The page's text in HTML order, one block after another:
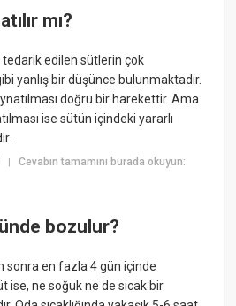
mı?
tedarik edilen sütlerin çok
yanlış bir düşünce bulunmaktadır.
doğru bir harekettir. Ama
ise sütün içindeki yararlı
|Cevabın tamamını burada okuyun:
bozulur?
sonra en fazla 4 gün içinde
ise, ne soğuk ne de sıcak bir